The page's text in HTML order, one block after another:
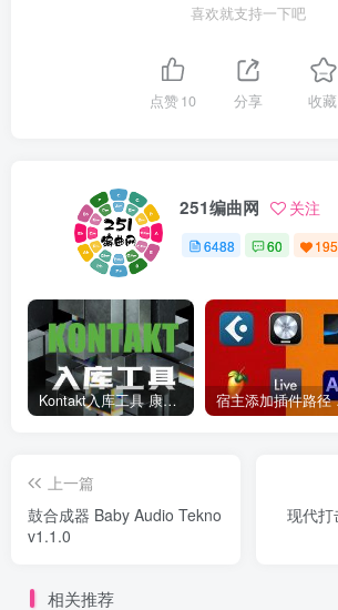
喜欢就支持一下吧
点赞10 分享 收藏
251编曲网 关注
6488 60 195
Kontakt入库工具 康泰克入库教程 宿主
上一篇
鼓合成器 Baby Audio Tekno
v1.1.0
现代
相关推荐